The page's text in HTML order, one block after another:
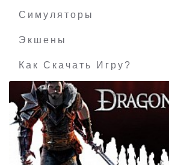
Симуляторы
Экшены
Как Скачать Игру?